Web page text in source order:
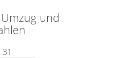
und
31